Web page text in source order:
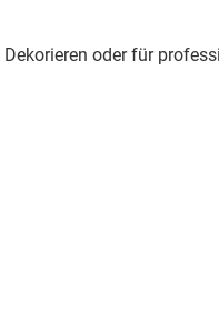
oder für